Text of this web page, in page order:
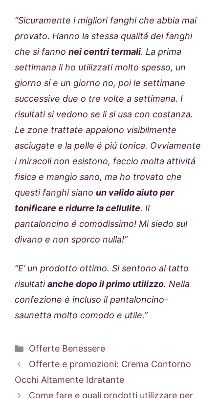
“Sicuramente i migliori fanghi che abbia mai
provato. Hanno la stessa qualitá dei fanghi
che si fanno nei centri termali. La prima
settimana li ho utilizzati molto spesso, un
giorno sí e un giorno no, poi le settimane
successive due o tre volte a settimana. I
risultati si vedono se li si usa con costanza.
Le zone trattate appaiono visibilmente
asciugate e la pelle é piú tonica. Ovviamente
i miracoli non esistono, faccio molta attivitá
fisica e mangio sano, ma ho trovato che
questi fanghi siano un valido aiuto per
tonificare e ridurre la cellulite. Il
pantaloncino é comodissimo! Mi siedo sul
divano e non sporco nulla!”
“E’ un prodotto ottimo. Si sentono al tatto
risultatianche dopo il primo utilizzo. Nella
confezione è incluso il pantaloncino-
saunetta molto comodo e utile.”
Categorie
Offerte Benessere
Offerte e promozioni: Crema Contorno
Occhi Altamente Idratante
Come fare e quali prodotti utilizzare per